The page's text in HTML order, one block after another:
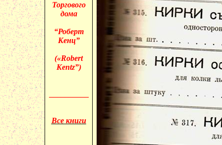
Торгового
дома
“Роберт
Кенц”
(«Robert
Kentz”)
Все книги